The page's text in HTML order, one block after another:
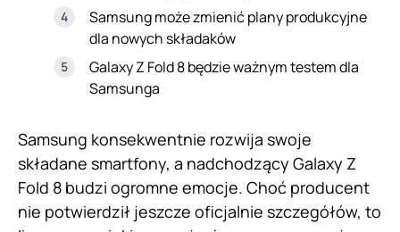
Samsung może zmienić plany produkcyjne
dla nowych składaków
Galaxy Z Fold 8 będzie ważnym testem dla
Samsunga
Samsung konsekwentnie rozwija swoje
składane smartfony, a nadchodzący Galaxy Z
Fold 8 budzi ogromne emocje. Choć producent
nie potwierdził jeszcze oficjalnie szczegółów, to